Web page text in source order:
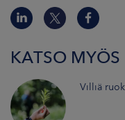
KATSO MYÖS
Villiä